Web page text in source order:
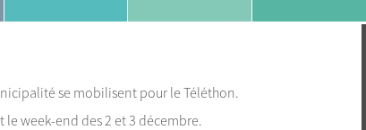
se mobilisent pour le Téléthon.
week-end des 2 et 3 décembre.